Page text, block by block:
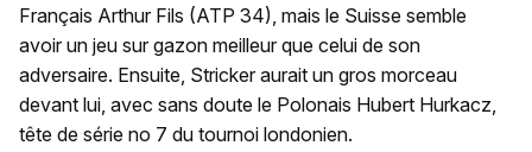
Français Arthur Fils (ATP 34), mais le Suisse semble
avoir un jeu sur gazon meilleur que celui de son
adversaire. Ensuite, Stricker aurait un gros morceau
devant lui, avec sans doute le Polonais Hubert Hurkacz,
tête de série no 7 du tournoi londonien.